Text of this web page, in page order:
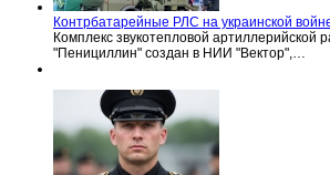
Контрбатарейные РЛС на украинской
Комплекс звукотепловой артиллерийской
"Пенициллин" создан в НИИ "Вектор",…